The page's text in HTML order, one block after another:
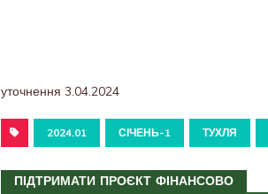
уточнення 3.04.2024
2024.01 СІЧЕНЬ-1 ТУХЛЯ
ПІДТРИМАТИ ПРОЄКТ ФІНАНСОВО